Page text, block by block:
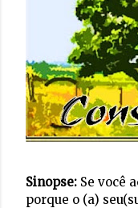
Sinopse: Se você
porque o (a)